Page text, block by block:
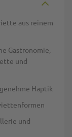
aus reinem
Gastronomie,
und
Haptik
und